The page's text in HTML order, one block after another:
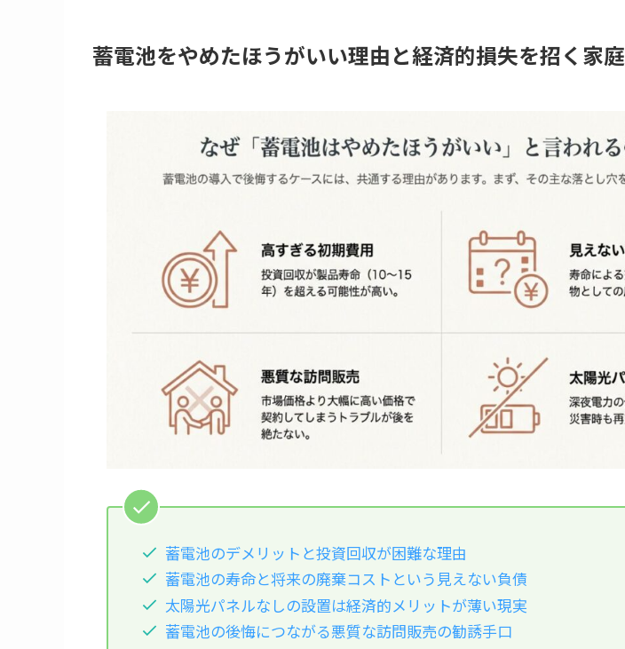
蓄電池をやめたほうがいい理由と経済的損失を招く家庭
蓄電池のデメリットと投資回収が困難な理由
蓄電池の寿命と将来の廃棄コストという見えない負債
太陽光パネルなしの設置は経済的メリットが薄い現実
蓄電池の後悔につながる悪質な訪問販売の勧誘手口